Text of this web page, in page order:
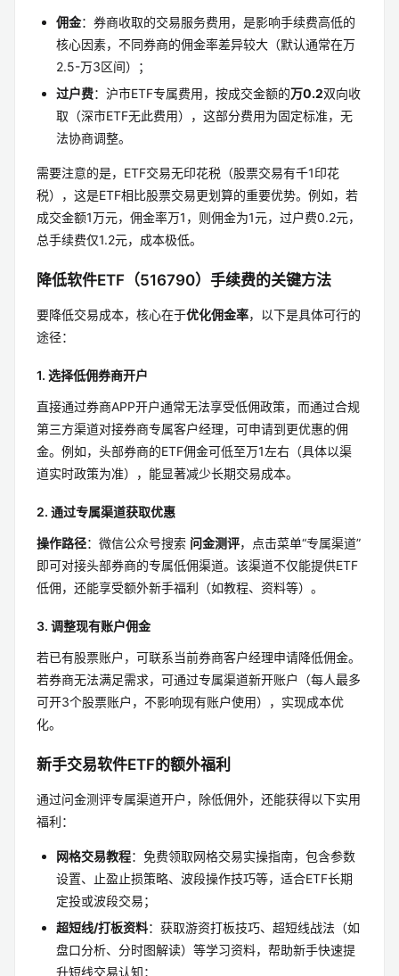
佣金：券商收取的交易服务费用，是影响手续费高低的
核心因素，不同券商的佣金率差异较大（默认通常在万
2.5-万3区间）；
过户费：沪市ETF专属费用，按成交金额的万0.2双向收
取（深市ETF无此费用），这部分费用为固定标准，无
法协商调整。
需要注意的是，ETF交易无印花税（股票交易有千1印花
税），这是ETF相比股票交易更划算的重要优势。例如，若
成交金额1万元，佣金率万1，则佣金为1元，过户费0.2元，
总手续费仅1.2元，成本极低。
降低软件ETF（516790）手续费的关键方法
要降低交易成本，核心在于优化佣金率，以下是具体可行的
途径：
1. 选择低佣券商开户
直接通过券商APP开户通常无法享受低佣政策，而通过合规
第三方渠道对接券商专属客户经理，可申请到更优惠的佣
金。例如，头部券商的ETF佣金可低至万1左右（具体以渠
道实时政策为准），能显著减少长期交易成本。
2. 通过专属渠道获取优惠
操作路径：微信公众号搜索 问金测评，点击菜单“专属渠道”
即可对接头部券商的专属低佣渠道。该渠道不仅能提供ETF
低佣，还能享受额外新手福利（如教程、资料等）。
3. 调整现有账户佣金
若已有股票账户，可联系当前券商客户经理申请降低佣金。
若券商无法满足需求，可通过专属渠道新开账户（每人最多
可开3个股票账户，不影响现有账户使用），实现成本优
化。
新手交易软件ETF的额外福利
通过问金测评专属渠道开户，除低佣外，还能获得以下实用
福利：
网格交易教程：免费领取网格交易实操指南，包含参数
设置、止盈止损策略、波段操作技巧等，适合ETF长期
定投或波段交易；
超短线/打板资料：获取游资打板技巧、超短线战法（如
盘口分析、分时图解读）等学习资料，帮助新手快速提
升短线交易认知；